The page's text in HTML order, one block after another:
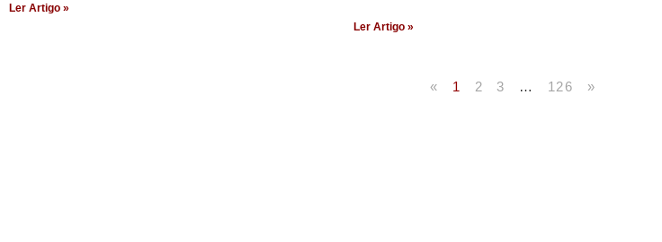
Ler Artigo »
Ler Artigo »
« 1 2 3 … 126 »